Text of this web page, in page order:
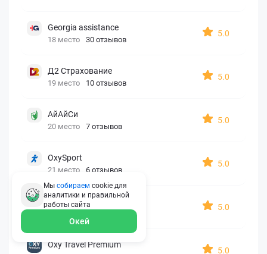
Georgia assistance
18 место 30 отзывов
5.0
Д2 Страхование
19 место 10 отзывов
5.0
АйАйСи
20 место 7 отзывов
5.0
OxySport
21 место 6 отзывов
5.0
ERGO AXA
5.0
Oxy Travel Premium
5.0
Мы собираем cookie для
аналитики и правильной
работы сайта
Окей